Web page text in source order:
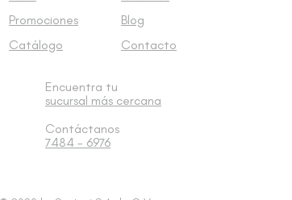
Promociones
Blog
Catálogo
Contacto
Encuentra tu
sucursal más cercana
Contáctanos
7484 - 6976